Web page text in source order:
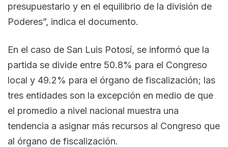
presupuestario y en el equilibrio de la división de
Poderes”, indica el documento.
En el caso de San Luis Potosí, se informó que la
partida se divide entre 50.8% para el Congreso
local y 49.2% para el órgano de fiscalización; las
tres entidades son la excepción en medio de que
el promedio a nivel nacional muestra una
tendencia a asignar más recursos al Congreso que
al órgano de fiscalización.